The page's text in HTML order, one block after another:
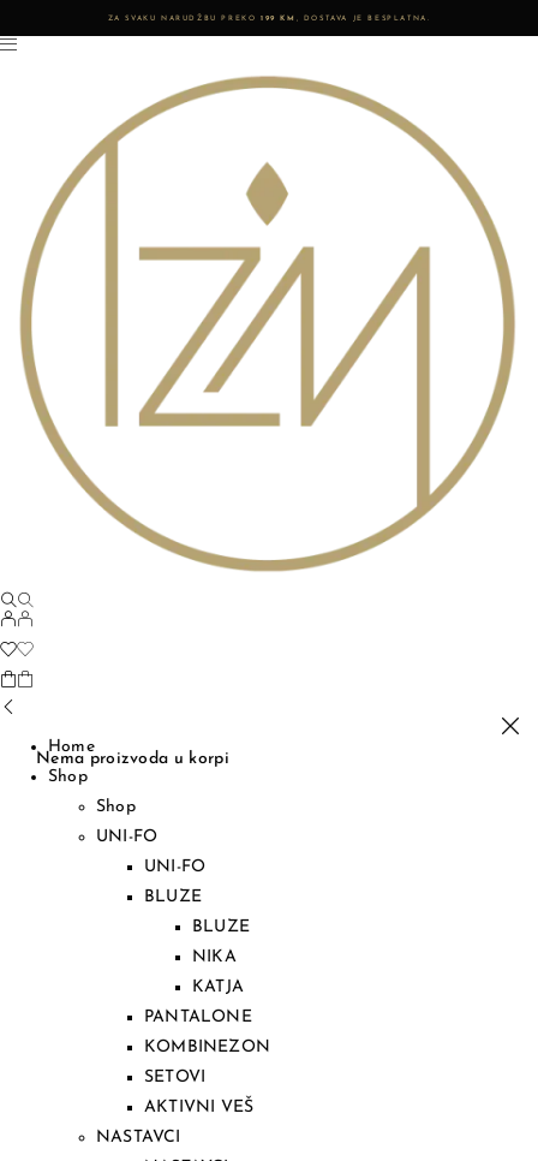
ZA SVAKU NARUDŽBU PREKO 199 KM , DOSTAVA JE BESPLATNA.
Nema proizvoda u korpi
Home
Shop
Shop
UNI-FO
UNI-FO
BLUZE
BLUZE
NIKA
KATJA
PANTALONE
KOMBINEZON
SETOVI
AKTIVNI VEŠ
NASTAVCI